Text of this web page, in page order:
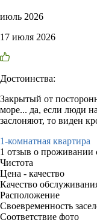
июль 2026
17 июля 2026
Достоинства:
Закрытый от
море... да, если люди
заслоняют, то виден
1-комнатная квартира
1 отзыв о проживании
Чистота
Цена - качество
Качество
Расположение
Своевременность
Соответствие фото